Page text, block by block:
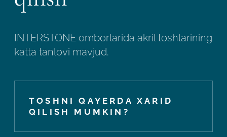
INTERSTONE omborlarida akril toshlarining
katta tanlovi mavjud.
TOSHNI QAYERDA XARID
QILISH MUMKIN?